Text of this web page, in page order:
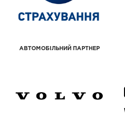
АВТОМОБІЛЬНИЙ ПАРТНЕР